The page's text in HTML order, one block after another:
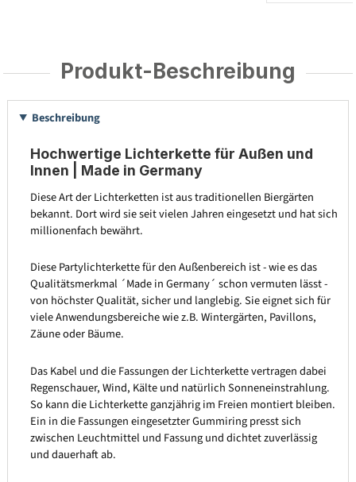
Produkt-Beschreibung
Beschreibung
Hochwertige Lichterkette für Außen und
Innen | Made in Germany
Diese Art der Lichterketten ist aus traditionellen Biergärten
bekannt. Dort wird sie seit vielen Jahren eingesetzt und hat sich
millionenfach bewährt.
Diese Partylichterkette für den Außenbereich ist - wie es das
Qualitätsmerkmal ´Made in Germany´ schon vermuten lässt -
von höchster Qualität, sicher und langlebig. Sie eignet sich für
viele Anwendungsbereiche wie z.B. Wintergärten, Pavillons,
Zäune oder Bäume.
Das Kabel und die Fassungen der Lichterkette vertragen dabei
Regenschauer, Wind, Kälte und natürlich Sonneneinstrahlung.
So kann die Lichterkette ganzjährig im Freien montiert bleiben.
Ein in die Fassungen eingesetzter Gummiring presst sich
zwischen Leuchtmittel und Fassung und dichtet zuverlässig
und dauerhaft ab.